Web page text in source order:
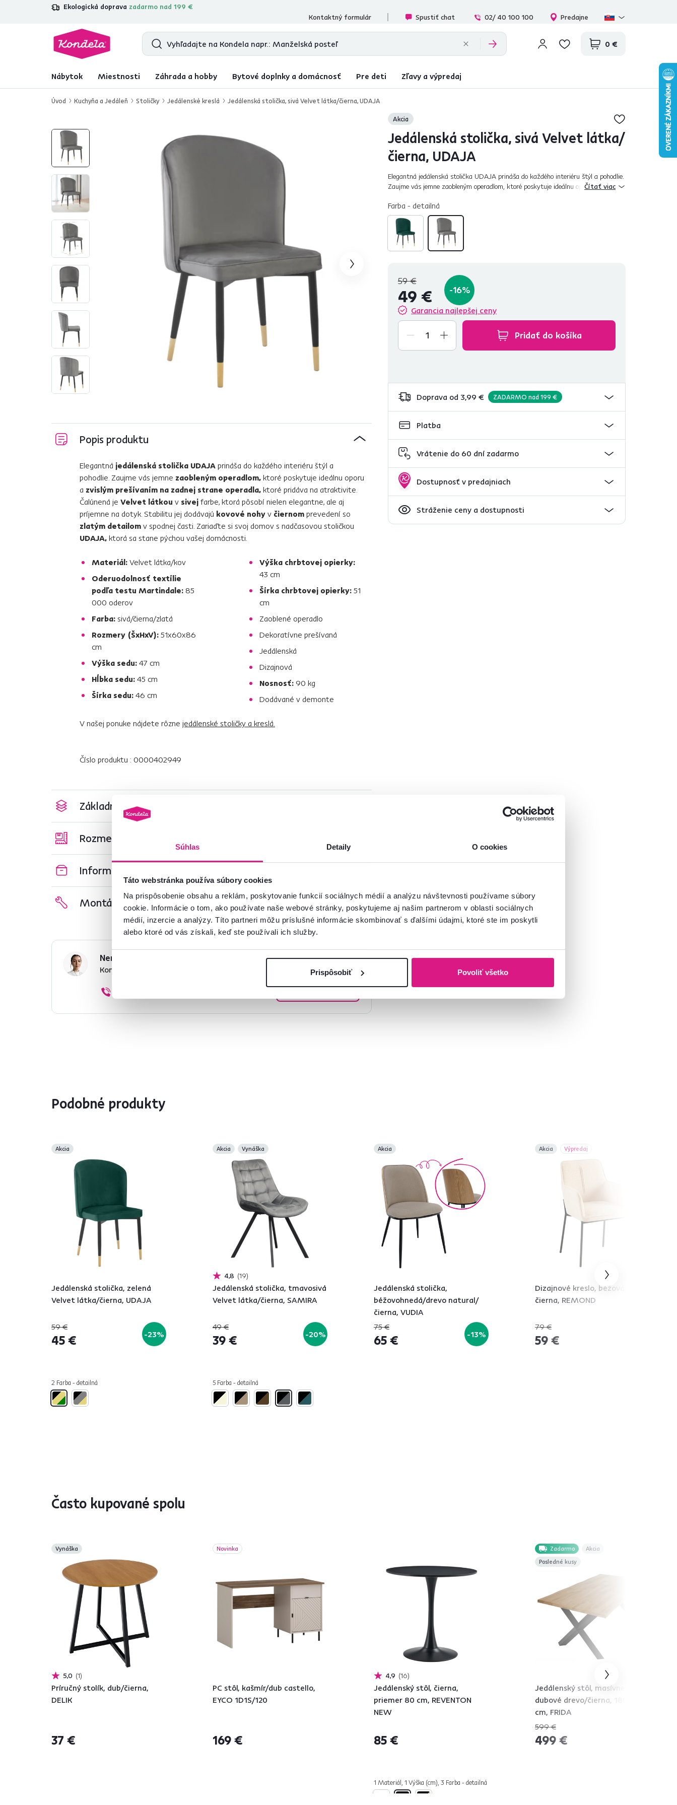
Súhlas Detaily O cookies
Táto webstránka používa súbory cookies
Na prispôsobenie obsahu a reklám, poskytovanie funkcií sociálnych médií a analýzu návštevnosti používame súbory
cookie. Informácie o tom, ako používate naše webové stránky, poskytujeme aj našim partnerom v oblasti sociálnych
médií, inzercie a analýzy. Títo partneri môžu príslušné informácie skombinovať s ďalšími údajmi, ktoré ste im poskytli
alebo ktoré od vás získali, keď ste používali ich služby.
Prispôsobiť Povoliť všetko
Ekologická doprava zadarmo nad 199 €
4,7 31 285overených produktových recenzií
Kontaktný formulár
Spustiť chat 02/ 40 100 100 Predajne
0 €
Nábytok Miestnosti Záhrada a hobby Bytové doplnky a domácnosť Pre deti Zľavy a výpredaj
Úvod Kuchyňa a Jedáleň Stoličky Jedálenské kreslá Jedálenská stolička, sivá Velvet látka/čierna, UDAJA
Akcia
Jedálenská stolička, sivá Velvet látka/
čierna, UDAJA
Elegantná jedálenská stolička UDAJA prináša do každého interiéru štýl a pohodlie.
Zaujme vás jemne zaobleným operadlom, ktoré poskytuje ideálnu oporu a zvislým
Čítať viac
Farba - detailná
59 €
49 € -16%
Garancia najlepšej ceny
Pridať do košíka
Doprava od 3,99 € ZADARMO nad 199 €
Platba
Vrátenie do 60 dní zadarmo
Dostupnosť v predajniach
Stráženie ceny a dostupnosti
Popis produktu
Elegantná jedálenská stolička UDAJA prináša do každého interiéru štýl a
pohodlie. Zaujme vás jemne zaobleným operadlom, ktoré poskytuje ideálnu oporu
a zvislým prešívaním na zadnej strane operadla, ktoré pridáva na atraktivite.
Čalúnená je Velvet látkou v sivej farbe, ktorá pôsobí nielen elegantne, ale aj
príjemne na dotyk. Stabilitu jej dodávajú kovové nohy v čiernom prevedení so
zlatým detailom v spodnej časti. Zariaďte si svoj domov s nadčasovou stoličkou
UDAJA, ktorá sa stane pýchou vašej domácnosti.
Materiál: Velvet látka/kov
Oderuodolnosť textílie
podľa testu Martindale: 85
000 oderov
Farba: sivá/čierna/zlatá
Rozmery (ŠxHxV): 51x60x86
cm
Výška sedu: 47 cm
Hĺbka sedu: 45 cm
Šírka sedu: 46 cm
Výška chrbtovej opierky:
43 cm
Šírka chrbtovej opierky: 51
cm
Zaoblené operadlo
Dekoratívne prešívaná
Jedálenská
Dizajnová
Nosnosť: 90 kg
Dodávané v demonte
V našej ponuke nájdete rôzne jedálenské stoličky a kreslá.
Číslo produktu : 0000402949
Základné parametre
Rozmery a špecifikácie
Informácie o balení
Montážny návod
Nenašli ste požadované informácie?
Kontaktujte nás a my vám radi poradíme
Podobné produkty
Akcia
Jedálenská stolička, zelená
Velvet látka/čierna, UDAJA
59 €
45 € -23%
2 Farba - detailná
Akcia Vynáška
4,8 19
Jedálenská stolička, tmavosivá
Velvet látka/čierna, SAMIRA
49 €
39 € -20%
5 Farba - detailná
Akcia
Jedálenská stolička,
béžovohnedá/drevo natural/
čierna, VUDIA
75 €
65 € -13%
Akcia Výpredaj
Dizajnové kreslo, béžová/
čierna, REMOND
79 €
59 €
Často kupované spolu
Vynáška
5,0 1
Príručný stolík, dub/čierna,
DELIK
37 €
Novinka
PC stôl, kašmír/dub castello,
EYCO 1D1S/120
169 €
4,9 16
Jedálenský stôl, čierna,
priemer 80 cm, REVENTON
NEW
85 €
1 Materiál, 1 Výška (cm), 3 Farba - detailná
Zadarmo
Akcia
Posledné kusy
Jedálenský stôl, masívne
dubové drevo/čierna, 180x100
cm, FRIDA
599 €
499 €